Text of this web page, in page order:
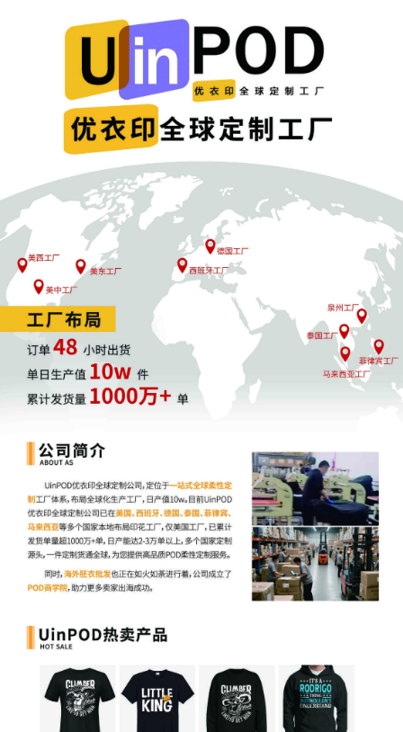
维权版权信息尚未公开，以下版权信息仅供参考，
旗下相关版权都要谨慎使用，避免侵权：
Brunett & Esnard IP, LLC
胡子造型梳是Brunett & Esnard IP, LLC旗下的产
品，该款产品是一款回旋镖形状的工具，边缘弯曲
可以更好的贴合脸部，和剃须刀或者剪刀一起使用
可以轻松获得想要的完美造型。